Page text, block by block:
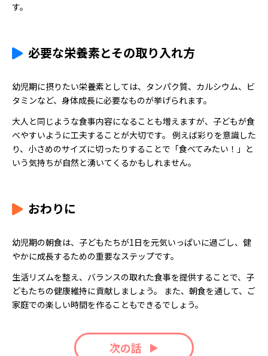
す。
必要な栄養素とその取り入れ方
幼児期に摂りたい栄養素としては、タンパク質、カルシウム、ビ
タミンなど、身体成長に必要なものが挙げられます。
大人と同じような食事内容になることも増えますが、子どもが食
べやすいように工夫することが大切です。 例えば彩りを意識した
り、小さめのサイズに切ったりすることで「食べてみたい！」と
いう気持ちが自然と湧いてくるかもしれません。
おわりに
幼児期の朝食は、子どもたちが1日を元気いっぱいに過ごし、健
やかに成長するための重要なステップです。
生活リズムを整え、バランスの取れた食事を提供することで、子
どもたちの健康維持に貢献しましょう。 また、朝食を通して、ご
家庭での楽しい時間を作ることもできるでしょう。
次の話